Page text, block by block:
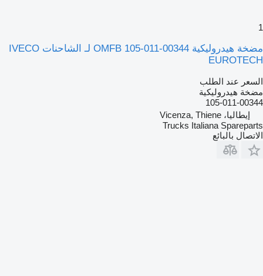
1
مضخة هيدروليكية OMFB 105-011-00344 لـ الشاحنات IVECO
EUROTECH
السعر عند الطلب
مضخة هيدروليكية
105-011-00344
إيطاليا، Vicenza, Thiene
Trucks Italiana Spareparts
الاتصال بالبائع